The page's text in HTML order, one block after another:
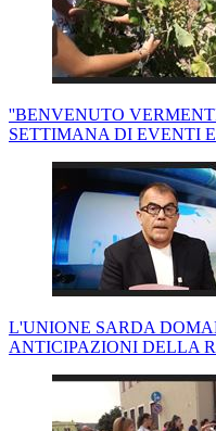
''BENVENUTO
SETTIMANA DI EVENTI
L'UNIONE SARDA
ANTICIPAZIONI DELLA